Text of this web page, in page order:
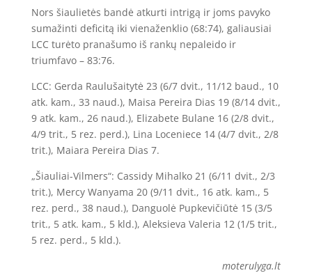
Nors šiaulietės bandė atkurti intrigą ir joms pavyko
sumažinti deficitą iki vienaženklio (68:74), galiausiai
LCC turėto pranašumo iš rankų nepaleido ir
triumfavo – 83:76.
LCC: Gerda Raulušaitytė 23 (6/7 dvit., 11/12 baud., 10
atk. kam., 33 naud.), Maisa Pereira Dias 19 (8/14 dvit.,
9 atk. kam., 26 naud.), Elizabete Bulane 16 (2/8 dvit.,
4/9 trit., 5 rez. perd.), Lina Loceniece 14 (4/7 dvit., 2/8
trit.), Maiara Pereira Dias 7.
„Šiauliai-Vilmers“: Cassidy Mihalko 21 (6/11 dvit., 2/3
trit.), Mercy Wanyama 20 (9/11 dvit., 16 atk. kam., 5
rez. perd., 38 naud.), Danguolė Pupkevičiūtė 15 (3/5
trit., 5 atk. kam., 5 kld.), Aleksieva Valeria 12 (1/5 trit.,
5 rez. perd., 5 kld.).
moterulyga.lt